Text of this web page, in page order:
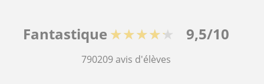
Fantastique ★★★★★ 9,5/10
790209avis d'élèves